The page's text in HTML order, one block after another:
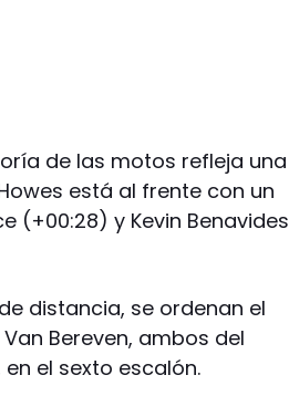
de las motos refleja una
está al frente con un
(+00:28) y Kevin Benavides
distancia, se ordenan el
Bereven, ambos del
en el sexto escalón.